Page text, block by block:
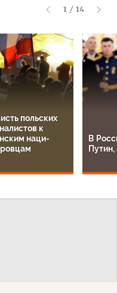
1 / 14
польских
к
наци-
В